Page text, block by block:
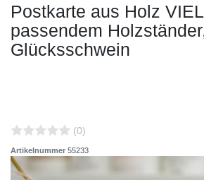
Postkarte aus Holz
passendem
Glücksschwein
(0)
Artikelnummer 55233